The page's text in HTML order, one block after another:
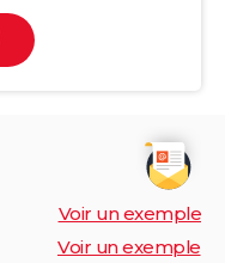
Voir un exemple
Voir un exemple